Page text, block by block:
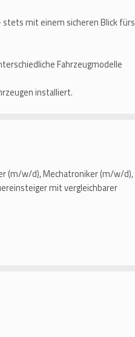
mit einem sicheren Blick fürs
Fahrzeugmodelle
installiert.
(m/w/d), Mechatroniker (m/w/d),
mit vergleichbarer